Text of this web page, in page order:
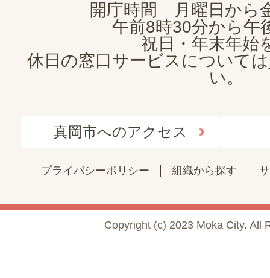
開庁時間 月曜日から
午前8時30分から午
祝日・年末年始
休日の窓口サービスについては
い。
真岡市へのアクセス
プライバシーポリシー 組織から探す
Copyright (c) 2023 Moka City. All